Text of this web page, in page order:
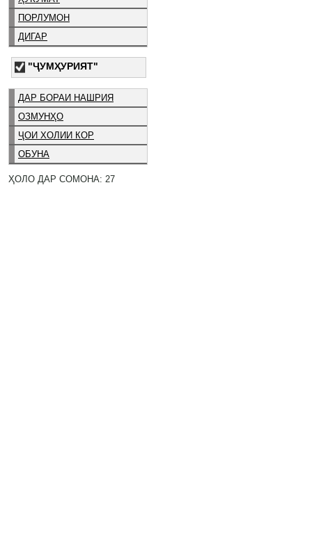
ПОРЛУМОН
ДИГАР
"ҶУМҲУРИЯТ"
ДАР БОРАИ НАШРИЯ
ОЗМУНҲО
ҶОИ ХОЛИИ КОР
ОБУНА
ҲОЛО ДАР СОМОНА: 27